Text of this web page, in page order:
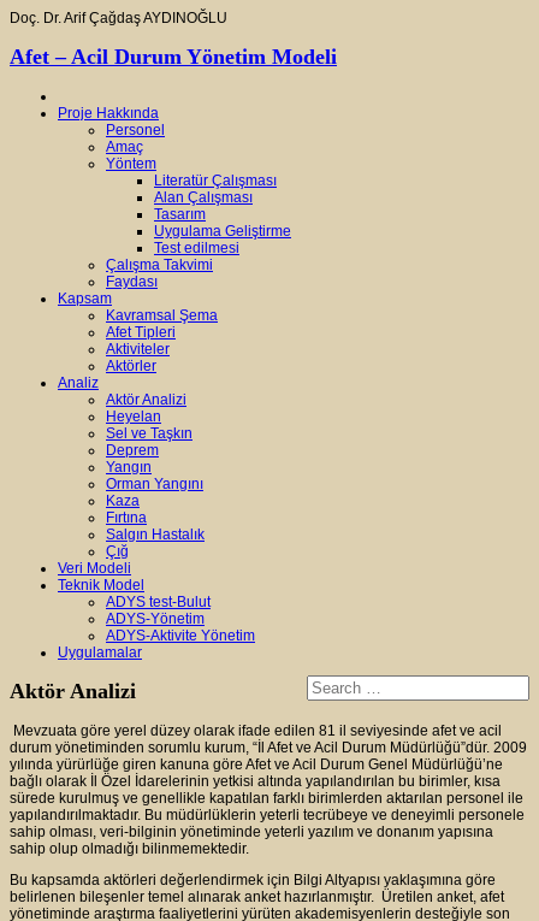
Doç. Dr. Arif Çağdaş AYDINOĞLU
Afet – Acil Durum Yönetim Modeli
Proje Hakkında
Personel
Amaç
Yöntem
Literatür Çalışması
Alan Çalışması
Tasarım
Uygulama Geliştirme
Test edilmesi
Çalışma Takvimi
Faydası
Kapsam
Kavramsal Şema
Afet Tipleri
Aktiviteler
Aktörler
Analiz
Aktör Analizi
Heyelan
Sel ve Taşkın
Deprem
Yangın
Orman Yangını
Kaza
Fırtına
Salgın Hastalık
Çığ
Veri Modeli
Teknik Model
ADYS test-Bulut
ADYS-Yönetim
ADYS-Aktivite Yönetim
Uygulamalar
Aktör Analizi
Mevzuata göre yerel düzey olarak ifade edilen 81 il seviyesinde afet ve acil
durum yönetiminden sorumlu kurum, “İl Afet ve Acil Durum Müdürlüğü”dür. 2009
yılında yürürlüğe giren kanuna göre Afet ve Acil Durum Genel Müdürlüğü’ne
bağlı olarak İl Özel İdarelerinin yetkisi altında yapılandırılan bu birimler, kısa
sürede kurulmuş ve genellikle kapatılan farklı birimlerden aktarılan personel ile
yapılandırılmaktadır. Bu müdürlüklerin yeterli tecrübeye ve deneyimli personele
sahip olması, veri-bilginin yönetiminde yeterli yazılım ve donanım yapısına
sahip olup olmadığı bilinmemektedir.
Bu kapsamda aktörleri değerlendirmek için Bilgi Altyapısı yaklaşımına göre
belirlenen bileşenler temel alınarak anket hazırlanmıştır. Üretilen anket, afet
yönetiminde araştırma faaliyetlerini yürüten akademisyenlerin desteğiyle son